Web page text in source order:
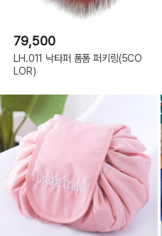
79,500
LH.011 낙타퍼 폼폼 퍼키링(5CO
LOR)